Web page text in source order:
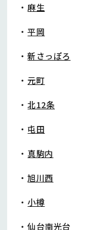
麻生
平岡
新さっぽろ
元町
北12条
屯田
真駒内
旭川西
小樽
仙台南光台